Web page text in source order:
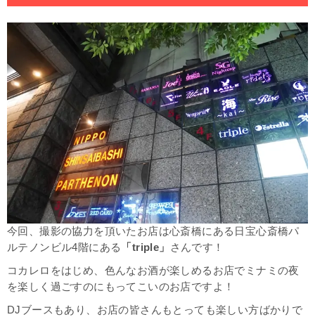
今回、撮影の協力を頂いたお店は心斎橋にある日宝心斎橋パ
ルテノンビル4階にある
「triple」 さんです！
コカレロをはじめ、色んなお酒が楽しめるお店でミナミの夜
を楽しく過ごすのにもってこいのお店ですよ！
DJブースもあり、お店の皆さんもとっても楽しい方ばかりで